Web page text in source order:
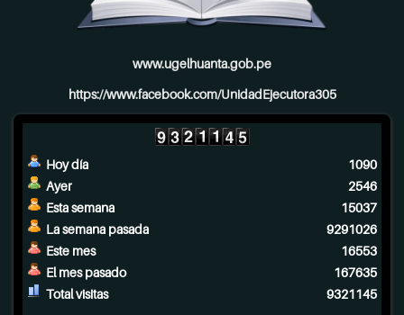
www.ugelhuanta.gob.pe
https://www.facebook.com/UnidadEjecutora305
Hoy día
Ayer
Esta semana
La semana pasada
Este mes
El mes pasado
Total visitas
1090
2546
15037
9291026
16553
167635
9321145